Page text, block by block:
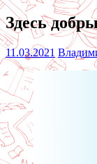
Здесь
11.03.2021